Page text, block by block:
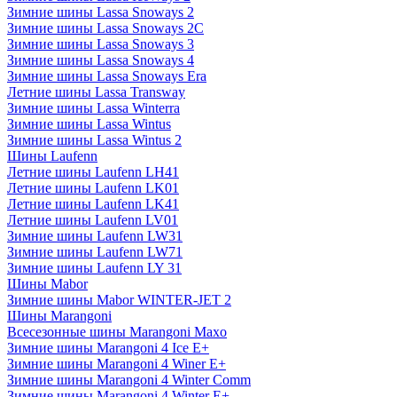
Зимние шины Lassa Snoways 2
Зимние шины Lassa Snoways 2C
Зимние шины Lassa Snoways 3
Зимние шины Lassa Snoways 4
Зимние шины Lassa Snoways Era
Летние шины Lassa Transway
Зимние шины Lassa Winterra
Зимние шины Lassa Wintus
Зимние шины Lassa Wintus 2
Шины Laufenn
Летние шины Laufenn LH41
Летние шины Laufenn LK01
Летние шины Laufenn LK41
Летние шины Laufenn LV01
Зимние шины Laufenn LW31
Зимние шины Laufenn LW71
Зимние шины Laufenn LY 31
Шины Mabor
Зимние шины Mabor WINTER-JET 2
Шины Marangoni
Всесезонные шины Marangoni Maxo
Зимние шины Marangoni 4 Ice E+
Зимние шины Marangoni 4 Winer E+
Зимние шины Marangoni 4 Winter Comm